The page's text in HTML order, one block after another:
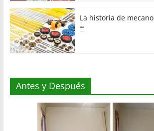
La historia de mecano
Antes y Después